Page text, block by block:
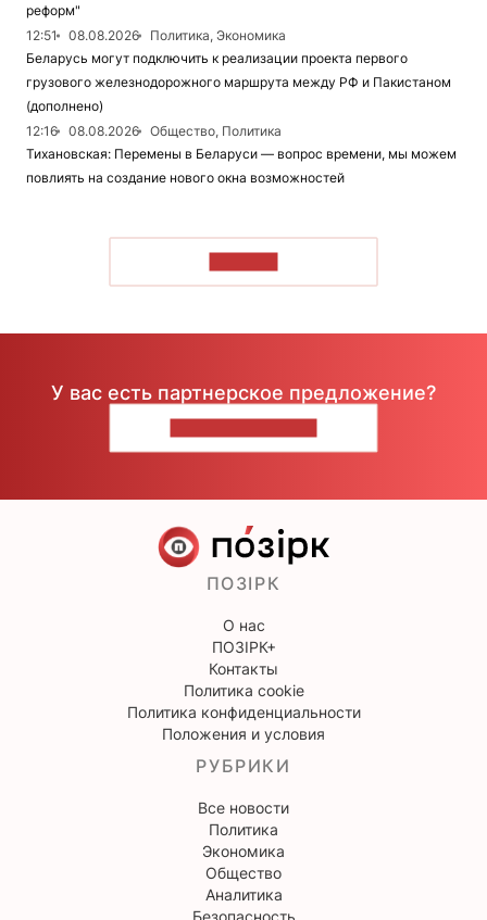
реформ"
12:51
08.08.2026
Политика, Экономика
Беларусь могут подключить к реализации проекта первого
грузового железнодорожного маршрута между РФ и Пакистаном
(дополнено)
12:16
08.08.2026
Общество, Политика
Тихановская: Перемены в Беларуси — вопрос времени, мы можем
повлиять на создание нового окна возможностей
У вас есть партнерское предложение?
ПОЗІРК
О нас
ПОЗІРК+
Контакты
Политика cookie
Политика конфиденциальности
Положения и условия
РУБРИКИ
Все новости
Политика
Экономика
Общество
Аналитика
Безопасность